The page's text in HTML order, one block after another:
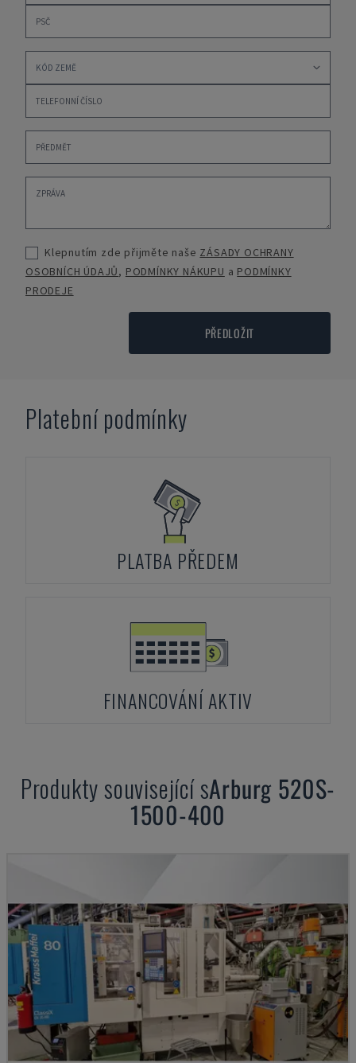
Klepnutím zde přijměte naše ZÁSADY OCHRANY
OSOBNÍCH ÚDAJŮ, PODMÍNKY NÁKUPU a PODMÍNKY
PRODEJE
PŘEDLOŽIT
Platební podmínky
PLATBA PŘEDEM
FINANCOVÁNÍ AKTIV
Produkty související sArburg 520S-
1500-400